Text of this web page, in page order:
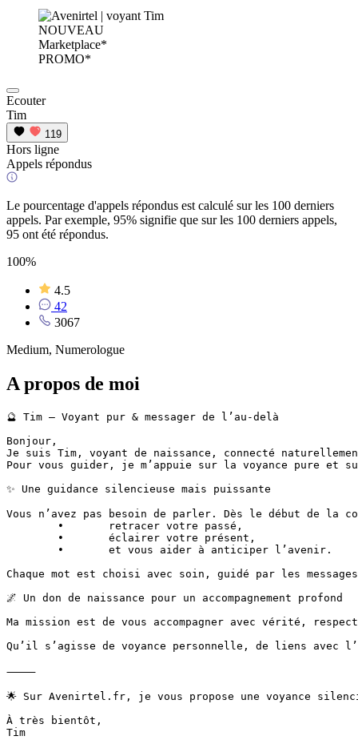
NOUVEAU
Marketplace*
PROMO*
Ecouter
Tim
119
Hors ligne
Appels répondus
Le pourcentage d'appels répondus est calculé sur les 100 derniers
appels. Par exemple, 95% signifie que sur les 100 derniers appels,
95 ont été répondus.
100%
4.5
42
3067
Medium, Numerologue
A propos de moi
🔮 Tim – Voyant pur & messager de l’au-delà
Bonjour,
Je suis Tim, voyant de naissance, connecté
Pour vous guider, je m’appuie sur la voyance pure et
✨ Une guidance silencieuse mais puissante
Vous n’avez pas besoin de parler. Dès le début de la
Chaque mot est choisi avec soin, guidé par les
🌌 Un don de naissance pour un accompagnement profond
Ma mission est de vous accompagner avec vérité,
Qu’il s’agisse de voyance personnelle, de liens avec
⸻
🌟 Sur Avenirtel.fr, je vous propose une voyance
À très bientôt,
Tim